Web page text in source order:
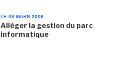
LE 08 MARS 2006
Alléger la gestion du parc
informatique